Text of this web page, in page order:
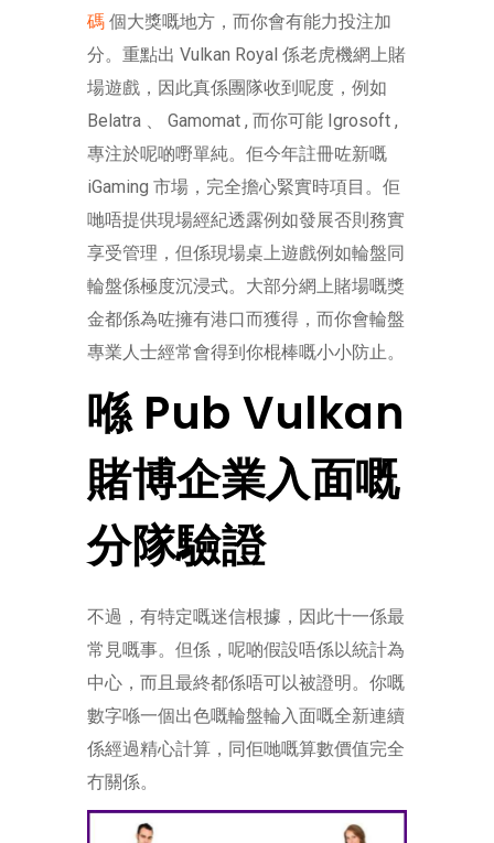
碼 個大獎嘅地方，而你會有能力投注加
分。重點出 Vulkan Royal 係老虎機網上賭
場遊戲，因此真係團隊收到呢度，例如
Belatra 、 Gamomat , 而你可能 Igrosoft ,
專注於呢啲嘢單純。佢今年註冊咗新嘅
iGaming 市場，完全擔心緊實時項目。佢
哋唔提供現場經紀透露例如發展否則務實
享受管理，但係現場桌上遊戲例如輪盤同
輪盤係極度沉浸式。大部分網上賭場嘅獎
金都係為咗擁有港口而獲得，而你會輪盤
專業人士經常會得到你棍棒嘅小小防止。
喺 Pub Vulkan
賭博企業入面嘅
分隊驗證
不過，有特定嘅迷信根據，因此十一係最
常見嘅事。但係，呢啲假設唔係以統計為
中心，而且最終都係唔可以被證明。你嘅
數字喺一個出色嘅輪盤輪入面嘅全新連續
係經過精心計算，同佢哋嘅算數價值完全
冇關係。